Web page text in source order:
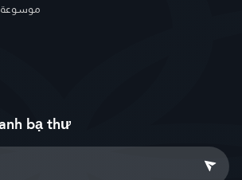
موسوعة
bạ thư